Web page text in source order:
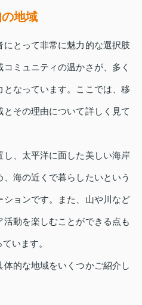
地域
とって非常に魅力的な選択肢
ミュニティの温かさが、多く
なっています。ここでは、移
その理由について詳しく見て
、太平洋に面した美しい海岸
海の近くで暮らしたいという
ョンです。また、山や川など
動を楽しむことができる点も
います。
的な地域をいくつかご紹介し